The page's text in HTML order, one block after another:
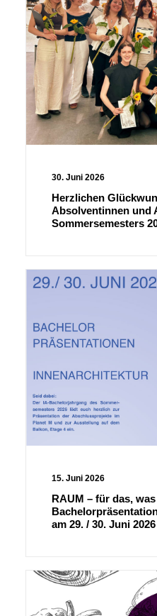
30. Juni 2026
Herzlichen
Absolventinnen und
Sommersemesters
15. Juni 2026
RAUM – für das,
am 29. / 30. Juni 2026